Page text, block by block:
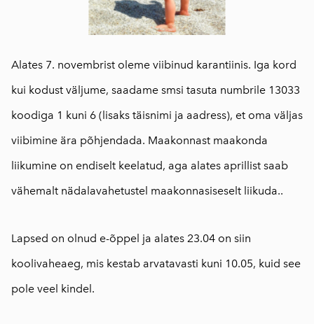
Alates 7. novembrist oleme viibinud karantiinis. Iga kord
kui kodust väljume, saadame smsi tasuta numbrile 13033
koodiga 1 kuni 6 (lisaks täisnimi ja aadress), et oma väljas
viibimine ära põhjendada. Maakonnast maakonda
liikumine on endiselt keelatud, aga alates aprillist saab
vähemalt nädalavahetustel maakonnasiseselt liikuda..
Lapsed on olnud e-õppel ja alates 23.04 on siin
koolivaheaeg, mis kestab arvatavasti kuni 10.05, kuid see
pole veel kindel.